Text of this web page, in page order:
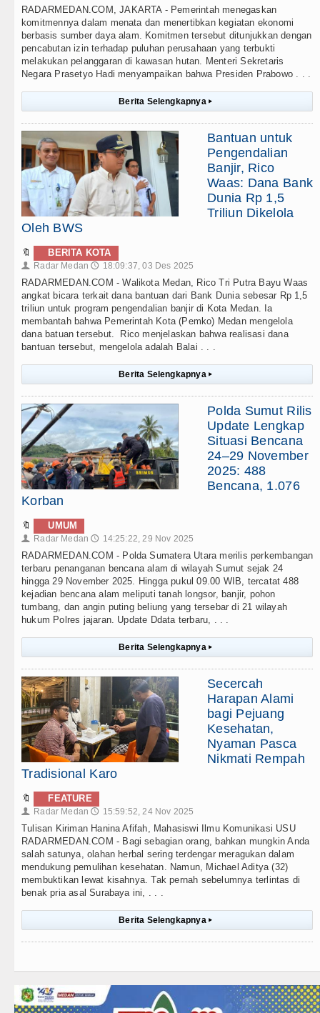
RADARMEDAN.COM, JAKARTA - Pemerintah menegaskan
komitmennya dalam menata dan menertibkan kegiatan ekonomi
berbasis sumber daya alam. Komitmen tersebut ditunjukkan dengan
pencabutan izin terhadap puluhan perusahaan yang terbukti
melakukan pelanggaran di kawasan hutan. Menteri Sekretaris
Negara Prasetyo Hadi menyampaikan bahwa Presiden Prabowo . . .
Berita Selengkapnya ▸
Bantuan untuk
Pengendalian
Banjir, Rico
Waas: Dana Bank
Dunia Rp 1,5
Triliun Dikelola
Oleh BWS
🔖 BERITA KOTA
👤 Radar Medan 🕔 18:09:37, 03 Des 2025
RADARMEDAN.COM - Walikota Medan, Rico Tri Putra Bayu Waas
angkat bicara terkait dana bantuan dari Bank Dunia sebesar Rp 1,5
triliun untuk program pengendalian banjir di Kota Medan. Ia
membantah bahwa Pemerintah Kota (Pemko) Medan mengelola
dana batuan tersebut. Rico menjelaskan bahwa realisasi dana
bantuan tersebut, mengelola adalah Balai . . .
Berita Selengkapnya ▸
Polda Sumut Rilis
Update Lengkap
Situasi Bencana
24–29 November
2025: 488
Bencana, 1.076
Korban
🔖 UMUM
👤 Radar Medan 🕔 14:25:22, 29 Nov 2025
RADARMEDAN.COM - Polda Sumatera Utara merilis perkembangan
terbaru penanganan bencana alam di wilayah Sumut sejak 24
hingga 29 November 2025. Hingga pukul 09.00 WIB, tercatat 488
kejadian bencana alam meliputi tanah longsor, banjir, pohon
tumbang, dan angin puting beliung yang tersebar di 21 wilayah
hukum Polres jajaran. Update Ddata terbaru, . . .
Berita Selengkapnya ▸
Secercah
Harapan Alami
bagi Pejuang
Kesehatan,
Nyaman Pasca
Nikmati Rempah
Tradisional Karo
🔖 FEATURE
👤 Radar Medan 🕔 15:59:52, 24 Nov 2025
Tulisan Kiriman Hanina Afifah, Mahasiswi Ilmu Komunikasi USU
RADARMEDAN.COM - Bagi sebagian orang, bahkan mungkin Anda
salah satunya, olahan herbal sering terdengar meragukan dalam
mendukung pemulihan kesehatan. Namun, Michael Aditya (32)
membuktikan lewat kisahnya. Tak pernah sebelumnya terlintas di
benak pria asal Surabaya ini, . . .
Berita Selengkapnya ▸